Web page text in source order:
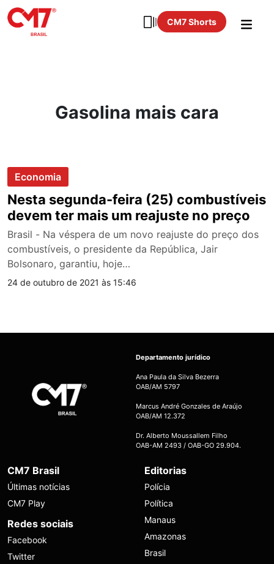
CM7 Shorts
Gasolina mais cara
Economia
Nesta segunda-feira (25) combustíveis
devem ter mais um reajuste no preço
Brasil - Na véspera de um novo reajuste do preço dos
combustíveis, o presidente da República, Jair
Bolsonaro, garantiu, hoje…
24 de outubro de 2021 às 15:46
Departamento jurídico
Ana Paula da Silva Bezerra
OAB/AM 5797
Marcus André Gonzales de Araújo
OAB/AM 12.372
Dr. Alberto Moussallem Filho
OAB-AM 2493 / OAB-GO 29.904.
CM7 Brasil
Últimas notícias
CM7 Play
Redes sociais
Facebook
Twitter
Editorias
Polícia
Política
Manaus
Amazonas
Brasil